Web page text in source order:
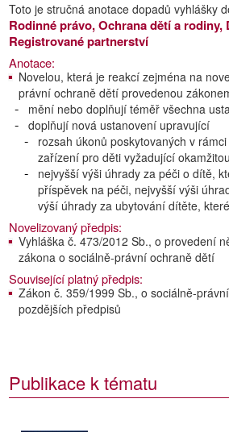
Toto je stručná anotace dopadů vyhlášky
Rodinné právo, Ochrana dětí a rodiny,
Registrované partnerství
Anotace:
Novelou, která je reakcí zejména na
právní ochraně dětí provedenou
mění nebo doplňují téměř všechna
doplňují nová ustanovení upravující
rozsah úkonů poskytovaných v
zařízení pro děti vyžadující
nejvyšší výši úhrady za péči o dítě,
příspěvek na péči, nejvyšší výši
výší úhrady za ubytování dítěte,
Novelizovaný předpis:
Vyhláška č. 473/2012 Sb., o provedení
zákona o sociálně-právní ochraně dětí
Související platný předpis:
Zákon č. 359/1999 Sb., o sociálně-
pozdějších předpisů
Publikace k tématu